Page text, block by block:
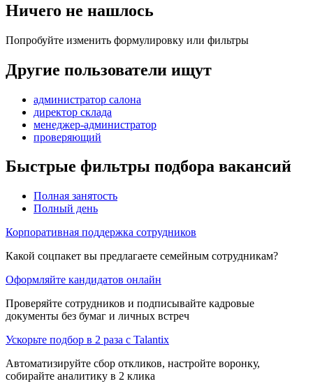
Ничего не нашлось
Попробуйте изменить формулировку или фильтры
Другие пользователи ищут
администратор салона
директор склада
менеджер-администратор
проверяющий
Быстрые фильтры подбора вакансий
Полная занятость
Полный день
Корпоративная поддержка сотрудников
Какой соцпакет вы предлагаете семейным сотрудникам?
Оформляйте кандидатов онлайн
Проверяйте сотрудников и подписывайте кадровые
документы без бумаг и личных встреч
Ускорьте подбор в 2 раза с Talantix
Автоматизируйте сбор откликов, настройте воронку,
собирайте аналитику в 2 клика